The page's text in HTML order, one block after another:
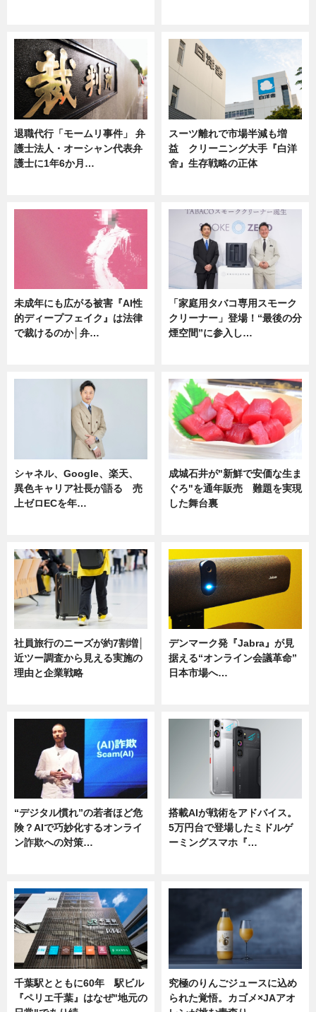
退職代行「モームリ事件」 弁
護士法人・オーシャン代表弁
護士に1年6か月…
スーツ離れで市場半減も増
益 クリーニング大手『白洋
舍』生存戦略の正体
未成年にも広がる被害『AI性
的ディープフェイク』は法律
で裁けるのか│弁…
「家庭用タバコ専用スモーク
クリーナー」登場！“最後の分
煙空間”に参入し…
シャネル、Google、楽天、
異色キャリア社長が語る 売
上ゼロECを年…
成城石井が"新鮮で安価な生ま
ぐろ"を通年販売 難題を実現
した舞台裏
社員旅行のニーズが約7割増│
近ツー調査から見える実施の
理由と企業戦略
デンマーク発『Jabra』が見
据える“オンライン会議革命”
日本市場へ…
“デジタル慣れ”の若者ほど危
険？AIで巧妙化するオンライ
ン詐欺への対策…
搭載AIが戦術をアドバイス。
5万円台で登場したミドルゲ
ーミングスマホ『…
千葉駅とともに60年 駅ビル
『ペリエ千葉』はなぜ"地元の
究極のりんごジュースに込め
られた覚悟。カゴメ×JAアオ